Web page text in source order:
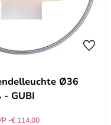
Ø36
GUBI
-€ 114,00